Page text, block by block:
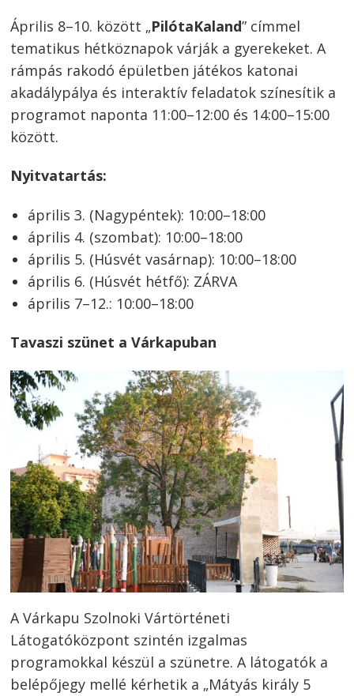
Április 8–10. között „PilótaKaland” címmel
tematikus hétköznapok várják a gyerekeket. A
rámpás rakodó épületben játékos katonai
akadálypálya és interaktív feladatok színesítik a
programot naponta 11:00–12:00 és 14:00–15:00
között.
Nyitvatartás:
április 3. (Nagypéntek): 10:00–18:00
április 4. (szombat): 10:00–18:00
április 5. (Húsvét vasárnap): 10:00–18:00
április 6. (Húsvét hétfő): ZÁRVA
április 7–12.: 10:00–18:00
Tavaszi szünet a Várkapuban
A Várkapu Szolnoki Vártörténeti
Látogatóközpont szintén izgalmas
programokkal készül a szünetre. A látogatók a
belépőjegy mellé kérhetik a „Mátyás király 5
Bejegyzés
navigáció